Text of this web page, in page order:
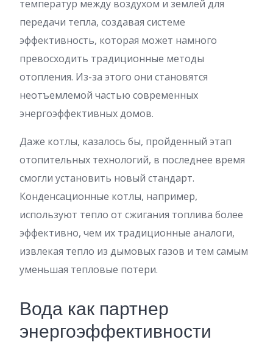
температур между воздухом и землей для
передачи тепла, создавая системе
эффективность, которая может намного
превосходить традиционные методы
отопления. Из-за этого они становятся
неотъемлемой частью современных
энергоэффективных домов.
Даже котлы, казалось бы, пройденный этап
отопительных технологий, в последнее время
смогли установить новый стандарт.
Конденсационные котлы, например,
используют тепло от сжигания топлива более
эффективно, чем их традиционные аналоги,
извлекая тепло из дымовых газов и тем самым
уменьшая тепловые потери.
Вода как партнер
энергоэффективности